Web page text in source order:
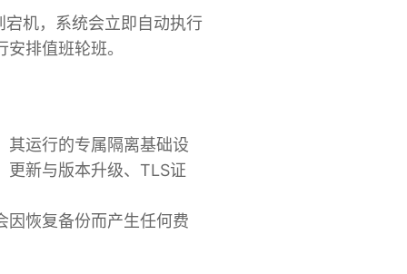
机，系统会立即自动执行
排值班轮班。
其运行的专属隔离基础设
更新与版本升级、TLS证
因恢复备份而产生任何费